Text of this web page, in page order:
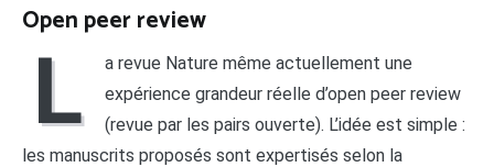
Open peer review
L
a revue Nature même actuellement une
expérience grandeur réelle d’open peer review
(revue par les pairs ouverte). L’idée est simple :
les manuscrits proposés sont expertisés selon la